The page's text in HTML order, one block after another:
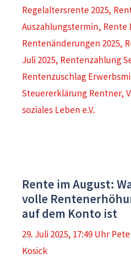
Regelaltersrente 2025,
Auszahlungstermin, Rente
Rentenänderungen 2025,
Juli 2025, Rentenzahlung
Rentenzuschlag
Steuererklärung Rentner,
soziales Leben e.V.
Rente im August:
volle
auf dem Konto ist
29. Juli 2025, 17:49 Uhr
Kosick